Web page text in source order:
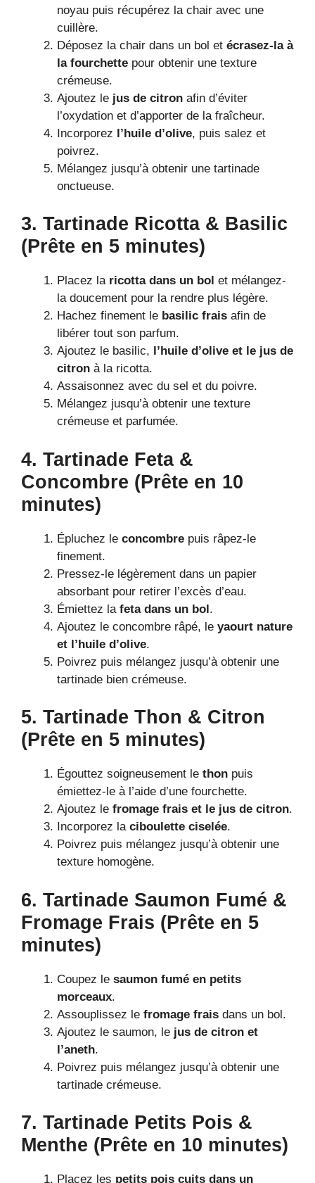
noyau puis récupérez la chair avec une
cuillère.
Déposez la chair dans un bol et écrasez-la à
la fourchette pour obtenir une texture
crémeuse.
Ajoutez le jus de citron afin d’éviter
l’oxydation et d’apporter de la fraîcheur.
Incorporez l’huile d’olive, puis salez et
poivrez.
Mélangez jusqu’à obtenir une tartinade
onctueuse.
3. Tartinade Ricotta & Basilic
(Prête en 5 minutes)
Placez la ricotta dans un bol et mélangez-
la doucement pour la rendre plus légère.
Hachez finement le basilic frais afin de
libérer tout son parfum.
Ajoutez le basilic,
l’huile d’olive et le jus de
citron à la ricotta.
Assaisonnez avec du sel et du poivre.
Mélangez jusqu’à obtenir une texture
crémeuse et parfumée.
4. Tartinade Feta &
Concombre (Prête en 10
minutes)
Épluchez le concombre puis râpez-le
finement.
Pressez-le légèrement dans un papier
absorbant pour retirer l’excès d’eau.
Émiettez la feta dans un bol.
Ajoutez le concombre râpé, le yaourt nature
et l’huile d’olive.
Poivrez puis mélangez jusqu’à obtenir une
tartinade bien crémeuse.
5. Tartinade Thon & Citron
(Prête en 5 minutes)
Égouttez soigneusement le thon puis
émiettez-le à l’aide d’une fourchette.
Ajoutez le fromage frais et le jus de citron.
Incorporez la ciboulette ciselée.
Poivrez puis mélangez jusqu’à obtenir une
texture homogène.
6. Tartinade Saumon Fumé &
Fromage Frais (Prête en 5
minutes)
Coupez le saumon fumé en petits
morceaux.
Assouplissez le fromage frais dans un bol.
Ajoutez le saumon, le jus de citron et
l’aneth.
Poivrez puis mélangez jusqu’à obtenir une
tartinade crémeuse.
7. Tartinade Petits Pois &
Menthe (Prête en 10 minutes)
Placez les petits pois cuits dans un